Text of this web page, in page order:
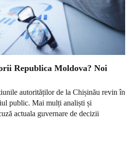
Republica Moldova? Noi
autorităților de la Chișinău revin în
public. Mai mulți analiști și
actuala guvernare de decizii